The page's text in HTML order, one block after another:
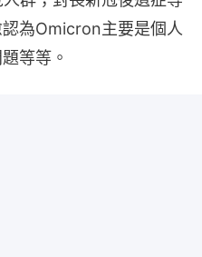
為Omicron主要是個人
等等。